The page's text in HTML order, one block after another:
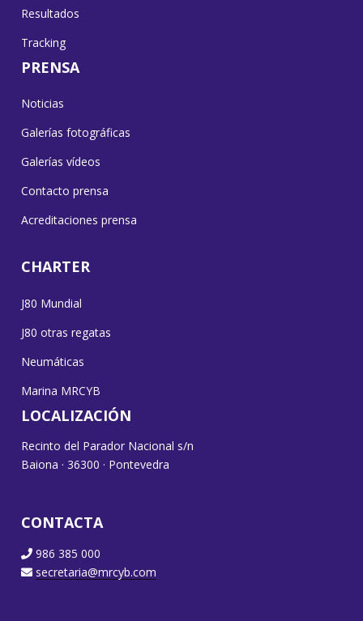
Resultados
Tracking
PRENSA
Noticias
Galerías fotográficas
Galerías vídeos
Contacto prensa
Acreditaciones prensa
CHARTER
J80 Mundial
J80 otras regatas
Neumáticas
Marina MRCYB
LOCALIZACIÓN
Recinto del Parador Nacional s/n
Baiona · 36300 · Pontevedra
CONTACTA
986 385 000
secretaria@mrcyb.com